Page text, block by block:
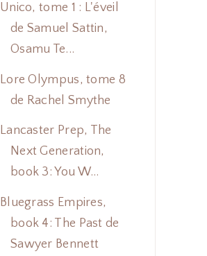
Unico, tome 1 : L'éveil
de Samuel Sattin,
Osamu Te...
Lore Olympus, tome 8
de Rachel Smythe
Lancaster Prep, The
Next Generation,
book 3: You W...
Bluegrass Empires,
book 4: The Past de
Sawyer Bennett